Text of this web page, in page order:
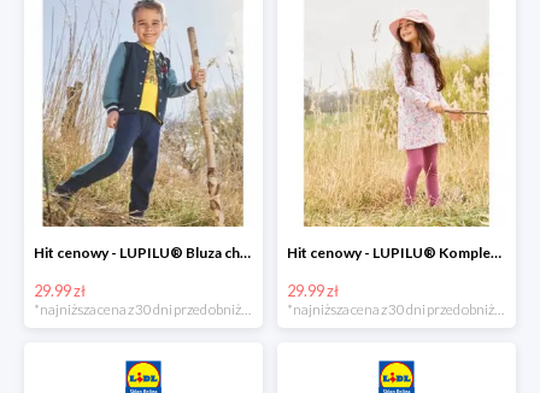
Hit cenowy - LUPILU® Bluza chłopięca w stylu college
29.99 zł
*najniższa cena z 30 dni przed obniżką
Hit cenowy - LUPILU® Komplet dziewczęcy (sukienka + legginsy)
29.99 zł
*najniższa cena z 30 dni przed obniżką